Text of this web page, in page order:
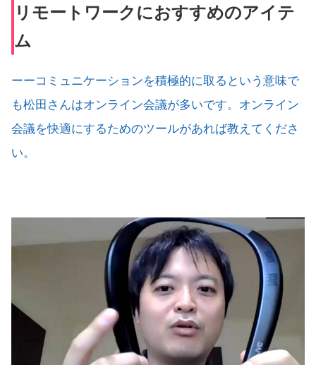
リモートワークにおすすめのアイテ
ム
ーーコミュニケーションを積極的に取るという意味で
も松田さんはオンライン会議が多いです。オンライン
会議を快適にするためのツールがあれば教えてくださ
い。